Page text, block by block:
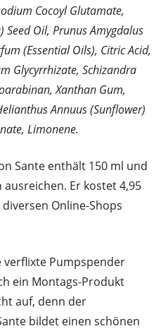
Cocoyl Glutamate,
Seed Oil, Prunus Amygdalus
(Essential Oils), Citric Acid,
Glycyrrhizate, Schizandra
Xanthan Gum,
Annuus (Sunflower)
Limonene.
Sante enthält 150 ml und
Er kostet 4,95
Online-Shops
verflixte Pumpspender
ein Montags-Produkt
auf, denn der
bildet einen schönen